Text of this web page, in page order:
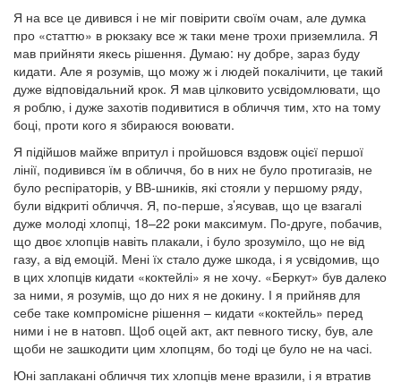
Я на все це дивився і не міг повірити своїм очам, але думка
про «статтю» в рюкзаку все ж таки мене трохи приземлила. Я
мав прийняти якесь рішення. Думаю: ну добре, зараз буду
кидати. Але я розумів, що можу ж і людей покалічити, це такий
дуже відповідальний крок. Я мав цілковито усвідомлювати, що
я роблю, і дуже захотів подивитися в обличчя тим, хто на тому
боці, проти кого я збираюся воювати.
Я підійшов майже впритул і пройшовся вздовж оцієї першої
лінії, подивився їм в обличчя, бо в них не було протигазів, не
було респіраторів, у ВВ-шників, які стояли у першому ряду,
були відкриті обличчя. Я, по-перше, з’ясував, що це взагалі
дуже молоді хлопці, 18–22 роки максимум. По-друге, побачив,
що двоє хлопців навіть плакали, і було зрозуміло, що не від
газу, а від емоцій. Мені їх стало дуже шкода, і я усвідомив, що
в цих хлопців кидати «коктейлі» я не хочу. «Беркут» був далеко
за ними, я розумів, що до них я не докину. І я прийняв для
себе таке компромісне рішення – кидати «коктейль» перед
ними і не в натовп. Щоб оцей акт, акт певного тиску, був, але
щоби не зашкодити цим хлопцям, бо тоді це було не на часі.
Юні заплакані обличчя тих хлопців мене вразили, і я втратив